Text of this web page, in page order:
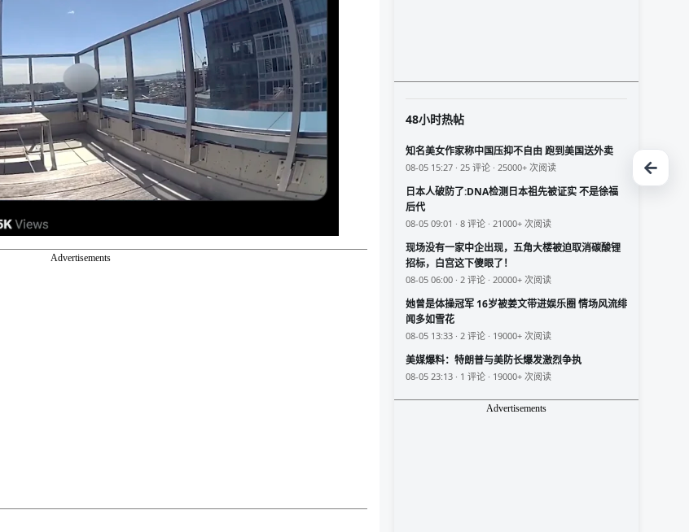
Advertisements
48小时热帖
知名美女作家称中国压抑不自由 跑到美国送外卖
08-05 15:27 · 25 评论 · 25000+ 次阅读
日本人破防了:DNA检测日本祖先被证实 不是徐福
后代
08-05 09:01 · 8 评论 · 21000+ 次阅读
现场没有一家中企出现，五角大楼被迫取消碳酸锂
招标，白宫这下傻眼了！
08-05 06:00 · 2 评论 · 20000+ 次阅读
她曾是体操冠军 16岁被姜文带进娱乐圈 情场风流绯
闻多如雪花
08-05 13:33 · 2 评论 · 19000+ 次阅读
美媒爆料：特朗普与美防长爆发激烈争执
08-05 23:13 · 1 评论 · 19000+ 次阅读
Advertisements